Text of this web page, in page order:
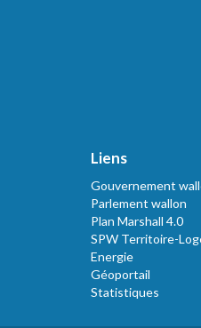
Liens
Gouvernement
Parlement wallon
Plan Marshall 4.0
SPW Territoire-
Energie
Géoportail
Statistiques